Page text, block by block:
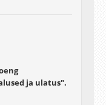
ja ulatus".